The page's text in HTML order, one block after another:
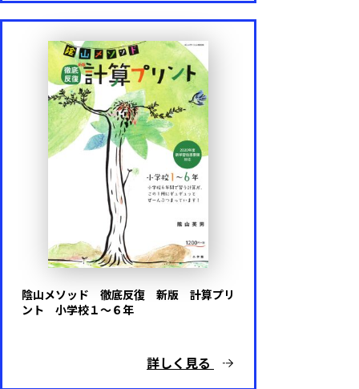
陰山メソッド 徹底反復 新版 計算プリ
ント 小学校１～６年
詳しく見る